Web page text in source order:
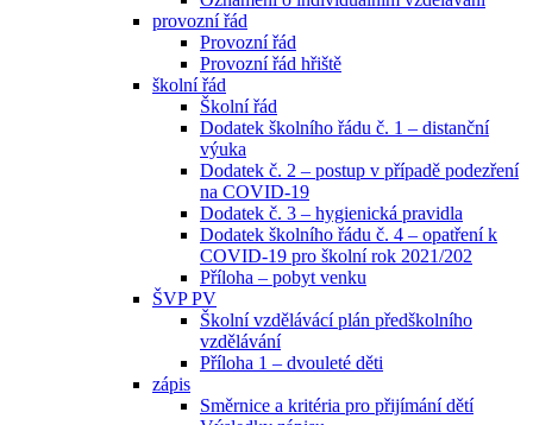
provozní řád
Provozní řád
Provozní řád hřiště
školní řád
Školní řád
Dodatek školního řádu č. 1 – distanční
výuka
Dodatek č. 2 – postup v případě podezření
na COVID-19
Dodatek č. 3 – hygienická pravidla
Dodatek školního řádu č. 4 – opatření k
COVID-19 pro školní rok 2021/202
Příloha – pobyt venku
ŠVP PV
Školní vzdělávácí plán předškolního
vzdělávání
Příloha 1 – dvouleté děti
zápis
Směrnice a kritéria pro přijímání dětí